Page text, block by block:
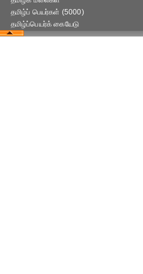
தமிழ்ப் பெயர்கள் (5000)
தமிழ்ப்பெயர்க் கையேடு